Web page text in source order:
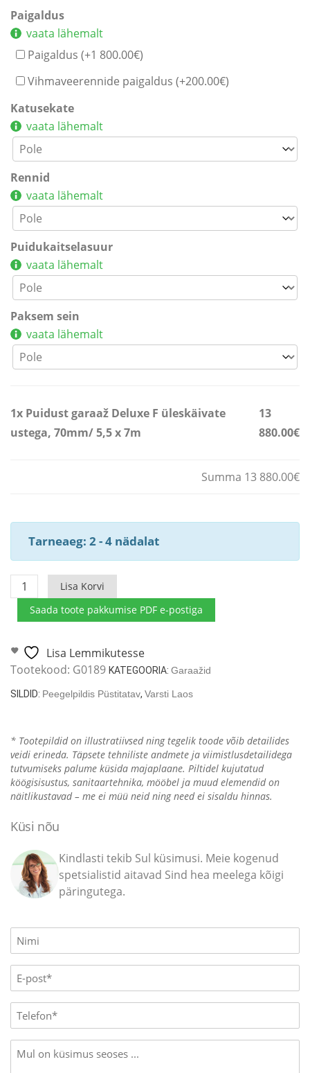
Paigaldus
vaata lähemalt
Paigaldus (+1 800.00€)
Vihmaveerennide paigaldus (+200.00€)
Katusekate
vaata lähemalt
Rennid
vaata lähemalt
Puidukaitselasuur
vaata lähemalt
Paksem sein
vaata lähemalt
1x Puidust garaaž Deluxe F üleskäivate
ustega, 70mm/ 5,5 x 7m
13
880.00€
Summa 13 880.00€
Tarneaeg: 2 - 4 nädalat
Puidust
garaaž
Deluxe
üleskäivate
ustega,
5,5
kogus
Lisa Korvi
Saada toote pakkumise PDF e-postiga
Lisa Lemmikutesse
Tootekood: G0189 KATEGOORIA: Garaažid
SILDID: Peegelpildis Püstitatav, Varsti Laos
* Tootepildid on illustratiivsed ning tegelik toode võib detailides
veidi erineda. Täpsete tehniliste andmete ja viimistlusdetailidega
tutvumiseks palume küsida majaplaane. Piltidel kujutatud
köögisisustus, sanitaartehnika, mööbel ja muud elemendid on
näitlikustavad – me ei müü neid ning need ei sisaldu hinnas.
Küsi nõu
Kindlasti tekib Sul küsimusi. Meie kogenud
spetsialistid aitavad Sind hea meelega kõigi
päringutega.
Name
(Required)
E-
mail
(Required)
Phone
Message